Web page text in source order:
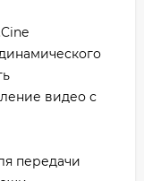
видео с
передачи